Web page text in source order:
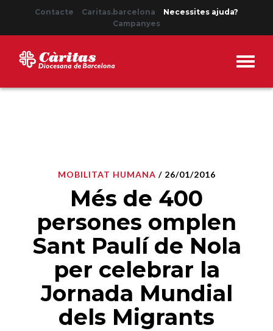
Contacte Caritas.barcelona
Necessites ajuda?
Campanyes
MOBILITAT HUMANA / 26/01/2016
Més de 400
persones omplen
Sant Paulí de Nola
per celebrar la
Jornada Mundial
dels Migrants